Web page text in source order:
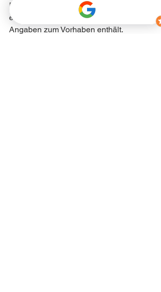
Experten oder dem Fachunternehmen
erstellt wird und die technischen
Angaben zum Vorhaben enthält.